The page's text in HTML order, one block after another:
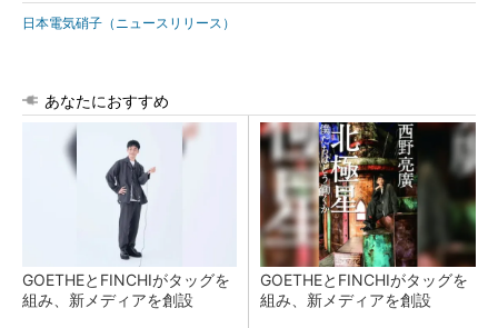
日本電気硝子（ニュースリリース）
あなたにおすすめ
GOETHEとFINCHIがタッグを
組み、新メディアを創設
GOETHEとFINCHIがタッグを
組み、新メディアを創設